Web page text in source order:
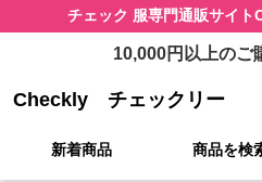
チェック 服専門通販サイト
10,000円以上のご
Checkly チェックリー
新着商品 商品を検